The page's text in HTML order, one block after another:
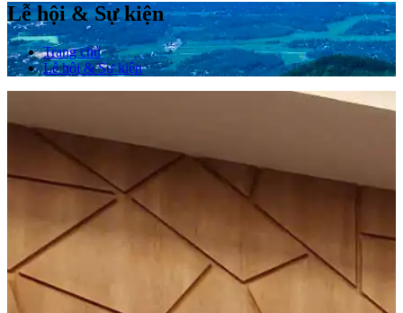
Lễ hội & Sự kiện
Trang chủ
Lễ hội & Sự kiện